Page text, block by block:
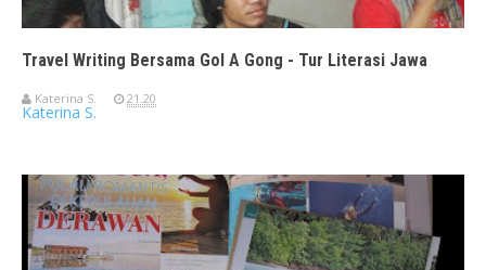
Travel Writing Bersama Gol A Gong - Tur Literasi Jawa
Katerina S. 21.20
Katerina S.